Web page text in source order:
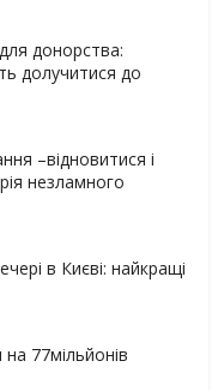
донорства:
долучитися до
–відновитися і
незламного
в Києві: найкращі
77мільйонів